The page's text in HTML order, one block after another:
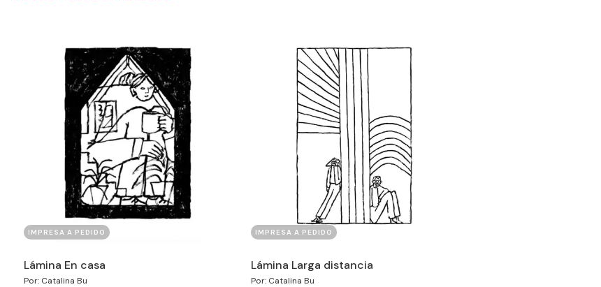
IMPRESA A PEDIDO
Lámina En casa
Por: Catalina Bu
IMPRESA A PEDIDO
Lámina Larga distancia
Por: Catalina Bu